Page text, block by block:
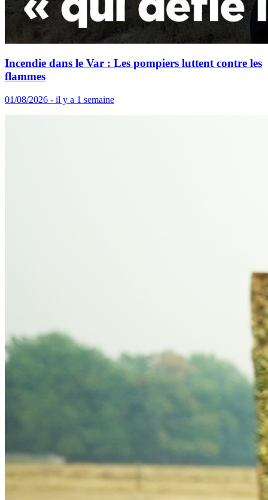
Incendie dans le Var : Les pompiers luttent contre les
flammes
01/08/2026 - il y a 1 semaine